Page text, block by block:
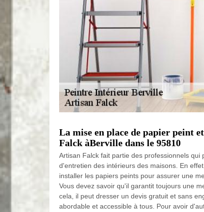
La mise en place de papier peint
Falck àBerville dans le 95810
Artisan Falck fait partie des professionnels qui
d'entretien des intérieurs des maisons. En
installer les papiers peints pour assurer une
Vous devez savoir qu'il garantit toujours une
cela, il peut dresser un devis gratuit et sans
abordable et accessible à tous. Pour avoir